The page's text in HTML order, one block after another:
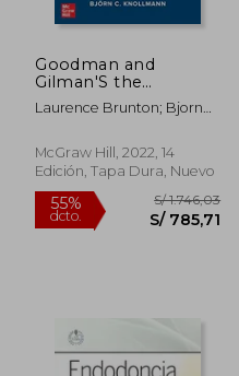
S/ 204,09
Goodman and
Gilman'S the
Pharmacological
Basis of Therapeutics,
Inglés)
Laurence Brunton; Bjorn
McGraw Hill, 2022, 14
Edición, Tapa Dura, Nuevo